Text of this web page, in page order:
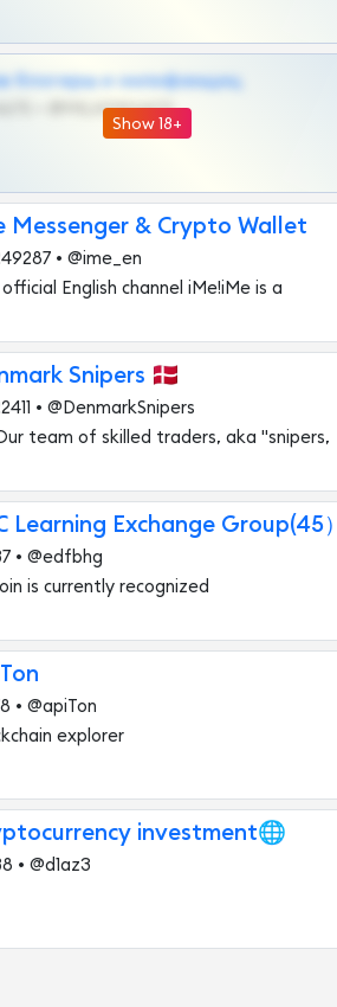
Show 18+
блогерш и онлифанщиц
@MILKPRIVATES39BOT
Messenger & Crypto Wallet
• @ime_en
official English channel iMe!iMe is a
Snipers 🇩🇰
• @DenmarkSnipers
team of skilled traders, aka "snipers,
Learning Exchange Group(45）
• @edfbhg
is currently recognized
• @apiTon
explorer
investment🌐
• @d1az3